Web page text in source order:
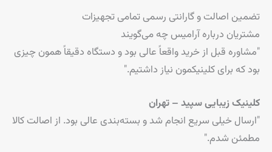
تضمین اصالت و گارانتی رسمی تمامی تجهیزات
مشتریان درباره آرامیس چه می‌گویند
"مشاوره قبل از خرید واقعاً عالی بود و دستگاه دقیقاً همون چیزی
بود که برای کلینیکمون نیاز داشتیم."
کلینیک زیبایی سپید – تهران
"ارسال خیلی سریع انجام شد و بسته‌بندی عالی بود. از اصالت کالا
مطمئن شدم."